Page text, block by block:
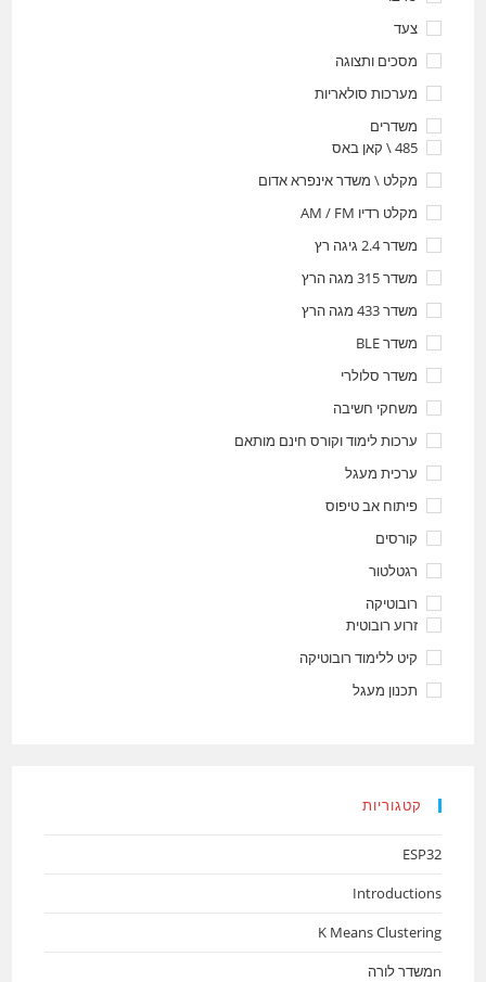
צעד
מסכים ותצוגה
מערכות סולאריות
משדרים
485 \ קאן באס
מקלט \ משדר אינפרא אדום
מקלט רדיו AM / FM
משדר 2.4 גיגה רץ
משדר 315 מגה הרץ
משדר 433 מגה הרץ
משדר BLE
משדר סלולרי
משחקי חשיבה
ערכות לימוד וקורס חינם מותאם
ערכית מעגל
פיתוח אב טיפוס
קורסים
רגטלטור
רובוטיקה
זרוע רובוטית
קיט ללימוד רובוטיקה
תכנון מעגל
קטגוריות
ESP32
Introductions
K Means Clustering
nמשדר לורה